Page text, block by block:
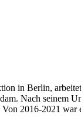
in Berlin,
Nach seinem
2016-2021